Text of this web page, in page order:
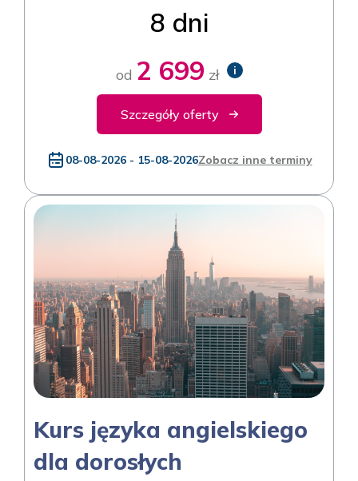
8 dni
od 2 699 zł i
Szczegóły oferty
08-08-2026 - 15-08-2026Zobacz inne terminy
Kurs języka angielskiego
dla dorosłych